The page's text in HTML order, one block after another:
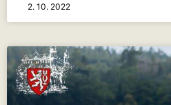
2. 10. 2022